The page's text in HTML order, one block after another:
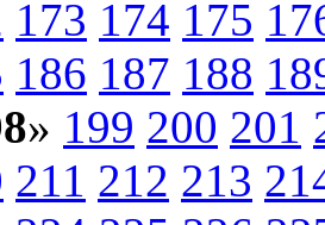
173 174 175
186 187 188
» 199 200 201
211 212 213